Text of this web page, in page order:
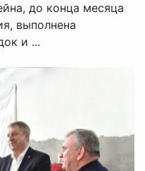
до конца месяца
выполнена
и ...